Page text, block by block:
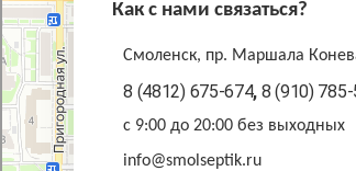
Как с нами связаться?
Смоленск, пр. Маршала
8 (4812) 675-674, 8 (910)
с 9:00 до 20:00 без выходных
info@smolseptik.ru